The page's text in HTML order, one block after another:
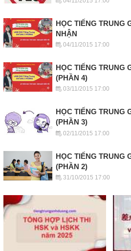
HỌC TIẾNG TRUNG
NHẬN
04/11/2015 17:00
HỌC TIẾNG TRUNG
(PHẦN 4)
03/11/2015 17:00
HỌC TIẾNG TRUNG
(PHẦN 3)
02/11/2015 17:00
HỌC TIẾNG TRUNG
(PHẦN 2)
31/10/2015 17:00